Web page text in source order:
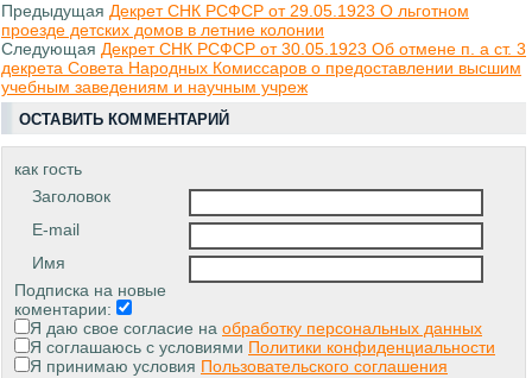
Предыдущая Декрет СНК РСФСР от 29.05.1923 О льготном
проезде детских домов в летние колонии
Следующая Декрет СНК РСФСР от 30.05.1923 Об отмене п. а ст. 3
декрета Совета Народных Комиссаров о предоставлении высшим
учебным заведениям и научным учреж
ОСТАВИТЬ КОММЕНТАРИЙ
как гость
Заголовок
E-mail
Имя
Подписка на новые
коментарии:
Я даю свое согласие на обработку персональных данных
Я соглашаюсь с условиями Политики конфиденциальности
Я принимаю условия Пользовательского соглашения